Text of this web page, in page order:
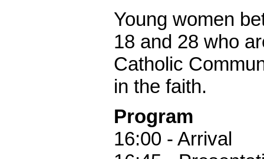
Young women
18 and 28 who
Catholic
in the faith.
Program
16:00 - Arrival